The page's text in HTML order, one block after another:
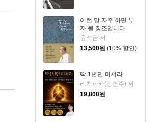
이런 말 자주 하면 부
자 될 징조입니다
윤석금 저
13,500원 (10% 할인)
딱 1년만 미쳐라
리치파카(강연주) 저
19,800원